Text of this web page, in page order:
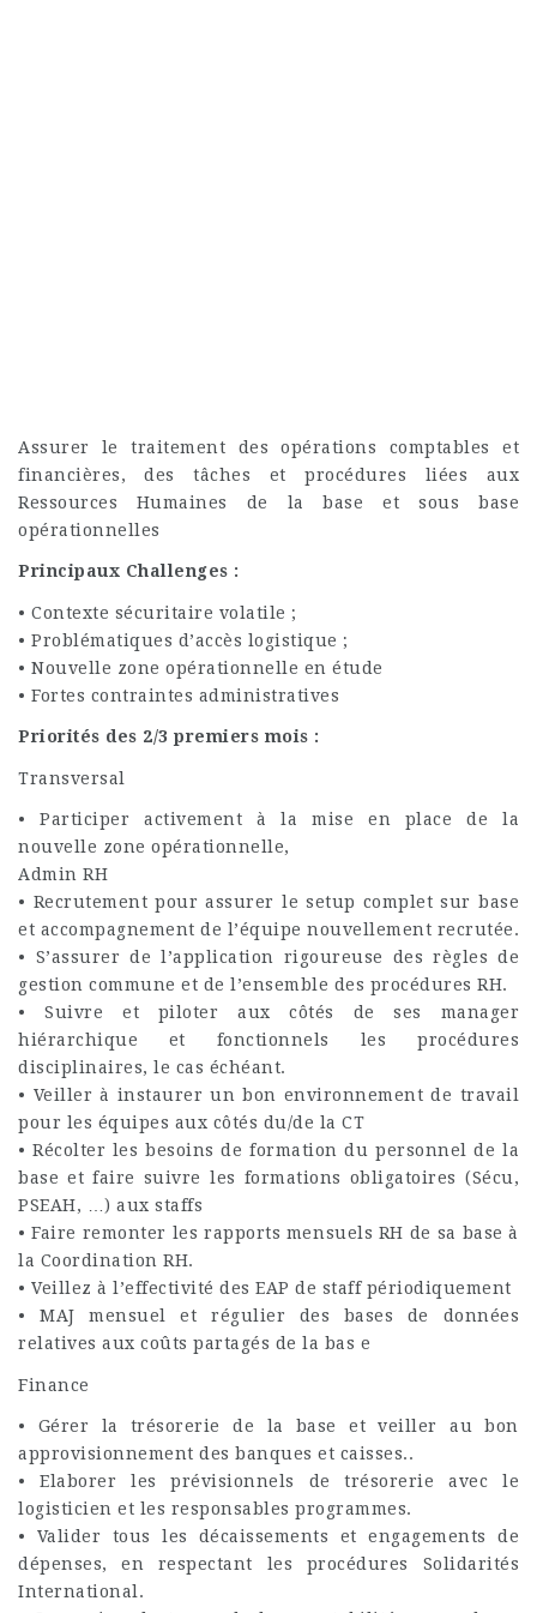
Assurer le traitement des opérations comptables et
financières, des tâches et procédures liées aux
Ressources Humaines de la base et sous base
opérationnelles
Principaux Challenges :
• Contexte sécuritaire volatile ;
• Problématiques d’accès logistique ;
• Nouvelle zone opérationnelle en étude
• Fortes contraintes administratives
Priorités des 2/3 premiers mois :
Transversal
• Participer activement à la mise en place de la
nouvelle zone opérationnelle,
Admin RH
• Recrutement pour assurer le setup complet sur base
et accompagnement de l’équipe nouvellement recrutée.
• S’assurer de l’application rigoureuse des règles de
gestion commune et de l’ensemble des procédures RH.
• Suivre et piloter aux côtés de ses manager
hiérarchique et fonctionnels les procédures
disciplinaires, le cas échéant.
• Veiller à instaurer un bon environnement de travail
pour les équipes aux côtés du/de la CT
• Récolter les besoins de formation du personnel de la
base et faire suivre les formations obligatoires (Sécu,
PSEAH, …) aux staffs
• Faire remonter les rapports mensuels RH de sa base à
la Coordination RH.
• Veillez à l’effectivité des EAP de staff périodiquement
• MAJ mensuel et régulier des bases de données
relatives aux coûts partagés de la bas e
Finance
• Gérer la trésorerie de la base et veiller au bon
approvisionnement des banques et caisses..
• Elaborer les prévisionnels de trésorerie avec le
logisticien et les responsables programmes.
• Valider tous les décaissements et engagements de
dépenses, en respectant les procédures Solidarités
International.